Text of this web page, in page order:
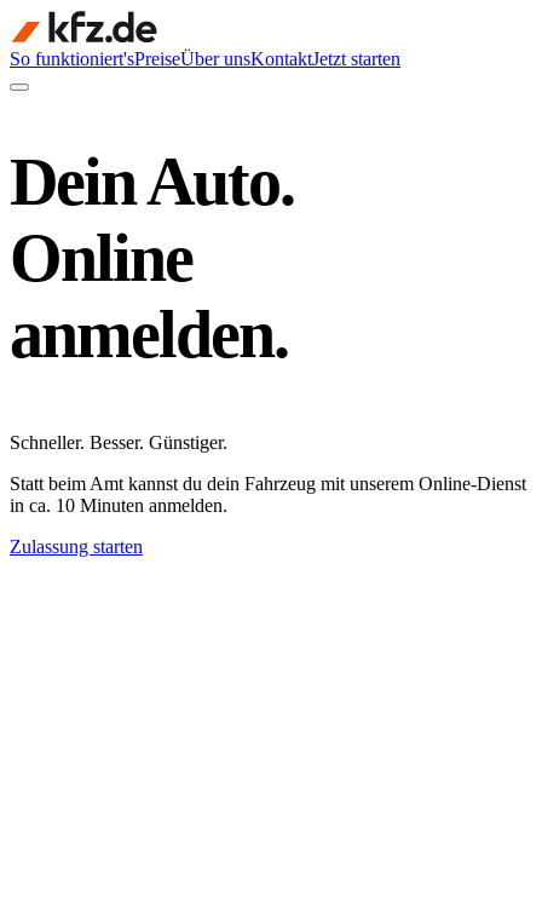
So funktioniert'sPreiseÜber unsKontaktJetzt starten
Dein Auto.
Online
anmelden.
Schneller. Besser. Günstiger.
Statt beim Amt kannst du dein Fahrzeug mit unserem Online-Dienst
in ca. 10 Minuten anmelden.
Zulassung starten